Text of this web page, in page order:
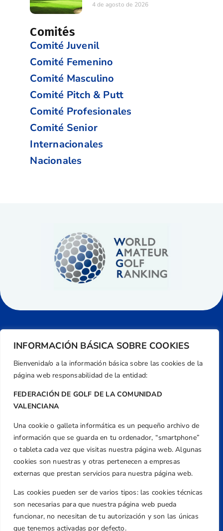
INFORMACIÓN BÁSICA SOBRE COOKIES
Bienvenida/o a la información básica sobre las cookies de la
página web responsabilidad de la entidad:
FEDERACIÓN DE GOLF DE LA COMUNIDAD
VALENCIANA
Una cookie o galleta informática es un pequeño archivo de
información que se guarda en tu ordenador, “smartphone”
o tableta cada vez que visitas nuestra página web. Algunas
cookies son nuestras y otras pertenecen a empresas
externas que prestan servicios para nuestra página web.
Las cookies pueden ser de varios tipos: las cookies técnicas
son necesarias para que nuestra página web pueda
funcionar, no necesitan de tu autorización y son las únicas
que tenemos activadas por defecto.
4 de agosto de 2026
Comités
Comité Juvenil
Comité Femenino
Comité Masculino
Comité Pitch & Putt
Comité Profesionales
Comité Senior
Internacionales
Nacionales
Dirección
Centre de L´Esport, Carrer d'Isaac Peral i
Caballero, Nº 5, Despachos 2 y 3, 46980,
Valencia
+34 961 367 799
Email